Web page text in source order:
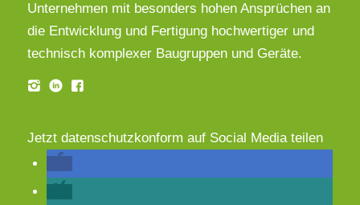
Unternehmen mit besonders hohen Ansprüchen an
die Entwicklung und Fertigung hochwertiger und
technisch komplexer Baugruppen und Geräte.
Jetzt datenschutzkonform auf Social Media teilen